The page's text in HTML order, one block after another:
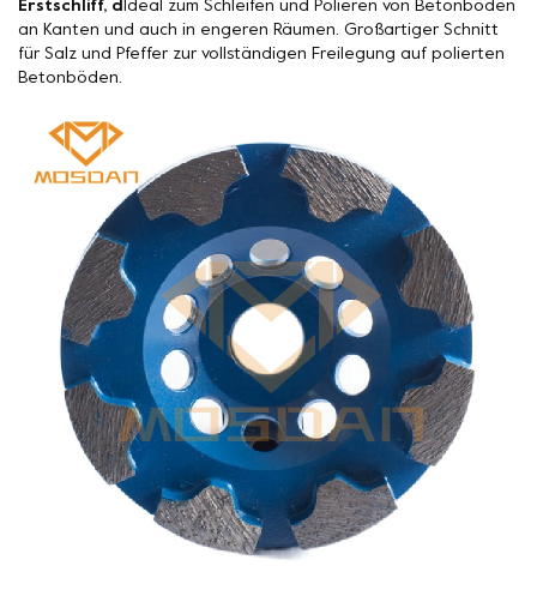
Erstschliff, d Ideal zum Schleifen und Polieren von Betonböden
an Kanten und auch in engeren Räumen. Großartiger Schnitt
für Salz und Pfeffer zur vollständigen Freilegung auf polierten
Betonböden.